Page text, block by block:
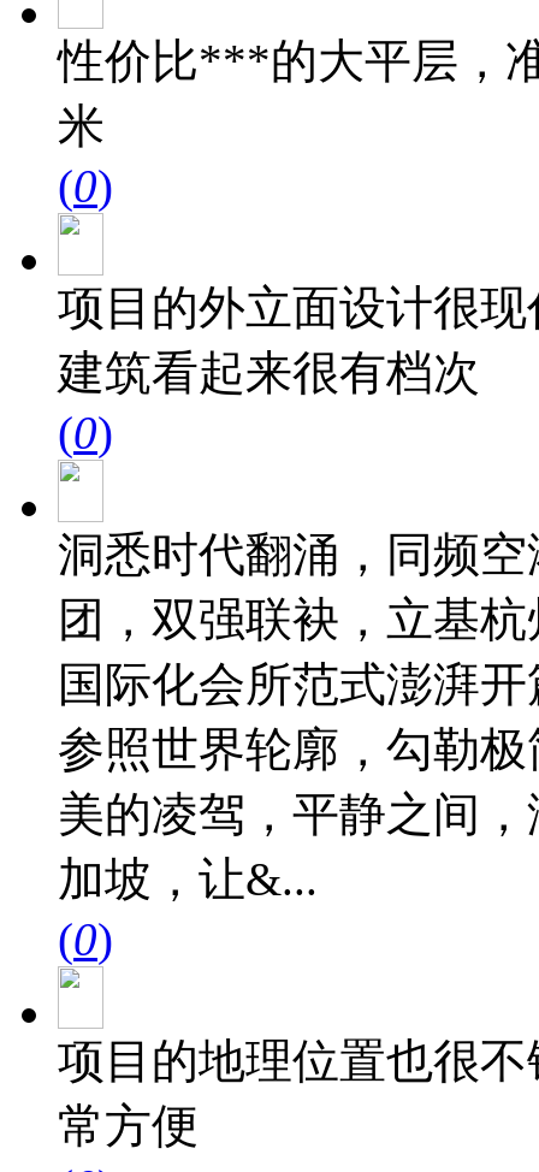
性价比***的大平层，
米
(0)
项目的外立面设计很
建筑看起来很有档次
(0)
洞悉时代翻涌，同频
团，双强联袂，立基
国际化会所范式澎湃
参照世界轮廓，勾勒
美的凌驾，平静之间
加坡，让&...
(0)
项目的地理位置也很
常方便